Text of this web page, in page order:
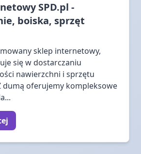
SPD.pl -
boiska, sprzęt
sklep internetowy,
się w dostarczaniu
nawierzchni i sprzętu
dumą oferujemy kompleksowe